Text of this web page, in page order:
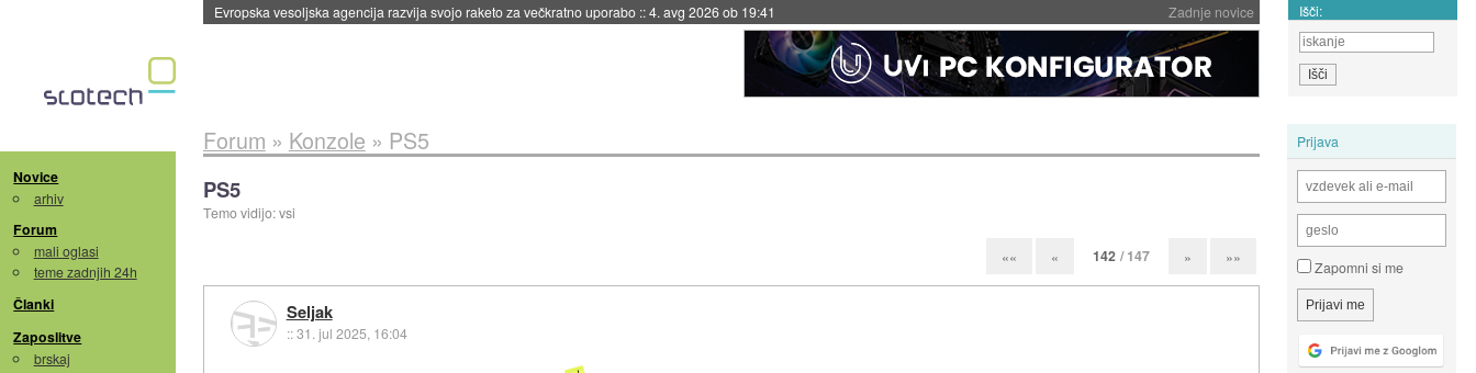
Zadnje novice
Evropska vesoljska agencija razvija svojo raketo za večkratno uporabo ::4. avg 2026 ob 19:41 Išči:
Novice
arhiv
Forum
mali oglasi
teme zadnjih 24h
Članki
Zaposlitve
brskaj
Prijava
Zapomni si me
Forum » Konzole » PS5
PS5
Temo vidijo: vsi
«« « 142 / 147 » »»
Seljak
::31. jul 2025, 16:04